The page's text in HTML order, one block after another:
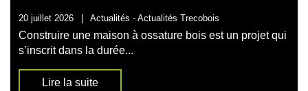
20 juillet 2026 Actualités - Actualités Trecobois
Construire une maison à ossature bois est un projet qui
s’inscrit dans la durée...
Lire la suite